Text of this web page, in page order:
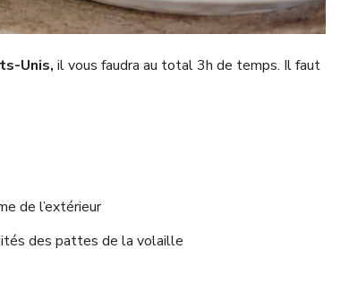
Unis, il vous faudra au total 3h de temps. Il faut
de l’extérieur
des pattes de la volaille